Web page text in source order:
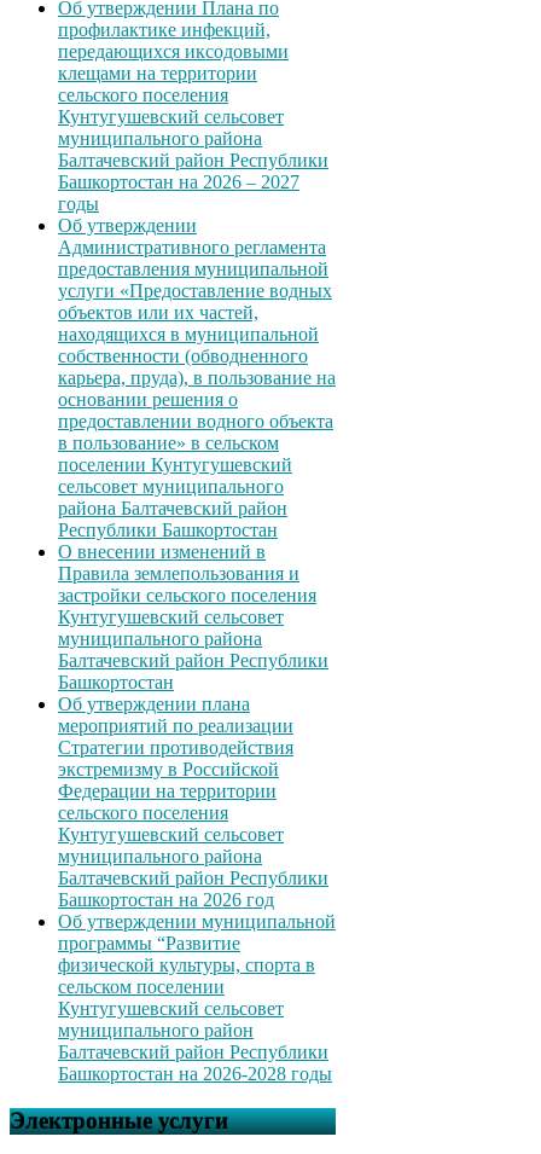
Об утверждении Плана по
профилактике инфекций,
передающихся иксодовыми
клещами на территории
сельского поселения
Кунтугушевский сельсовет
муниципального района
Балтачевский район Республики
Башкортостан на 2026 – 2027
годы
Об утверждении
Административного регламента
предоставления муниципальной
услуги «Предоставление водных
объектов или их частей,
находящихся в муниципальной
собственности (обводненного
карьера, пруда), в пользование на
основании решения о
предоставлении водного объекта
в пользование» в сельском
поселении Кунтугушевский
сельсовет муниципального
района Балтачевский район
Республики Башкортостан
О внесении изменений в
Правила землепользования и
застройки сельского поселения
Кунтугушевский сельсовет
муниципального района
Балтачевский район Республики
Башкортостан
Об утверждении плана
мероприятий по реализации
Стратегии противодействия
экстремизму в Российской
Федерации на территории
сельского поселения
Кунтугушевский сельсовет
муниципального района
Балтачевский район Республики
Башкортостан на 2026 год
Об утверждении муниципальной
программы “Развитие
физической культуры, спорта в
сельском поселении
Кунтугушевский сельсовет
муниципального район
Балтачевский район Республики
Башкортостан на 2026-2028 годы
Электронные услуги